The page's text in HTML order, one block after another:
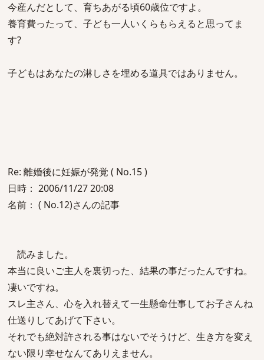
今産んだとして、育ちあがる頃60歳位ですよ。
養育費ったって、子ども一人いくらもらえると思ってま
す?
子どもはあなたの淋しさを埋める道具ではありません。
Re: 離婚後に妊娠が発覚 ( No.15 )
日時： 2006/11/27 20:08
名前： ( No.12)さんの記事
読みました。
本当に良いご主人を裏切った、結果の事だったんですね。
凄いですね。
スレ主さん、心を入れ替えて一生懸命仕事してお子さんね
仕送りしてあげて下さい。
それでも絶対許される事はないでそうけど、生き方を変え
ない限り幸せなんてありえません。